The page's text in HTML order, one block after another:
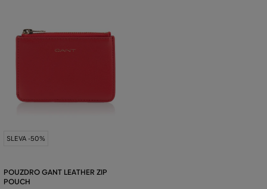
SLEVA -50%
POUZDRO GANT LEATHER ZIP
POUCH